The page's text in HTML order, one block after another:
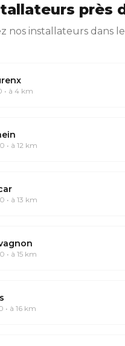
près
nos installateurs dans
• à 4 km
• à 12 km
• à 13 km
• à 15 km
• à 16 km